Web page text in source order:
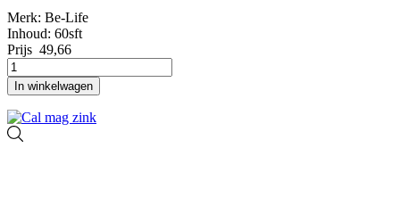
Merk: Be-Life
Inhoud: 60sft
Prijs 49,66
In winkelwagen